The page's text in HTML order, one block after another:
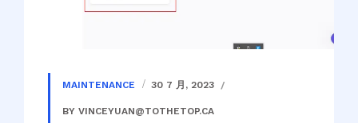
MAINTENANCE 30 7 月, 2023
BY VINCEYUAN@TOTHETOP.CA